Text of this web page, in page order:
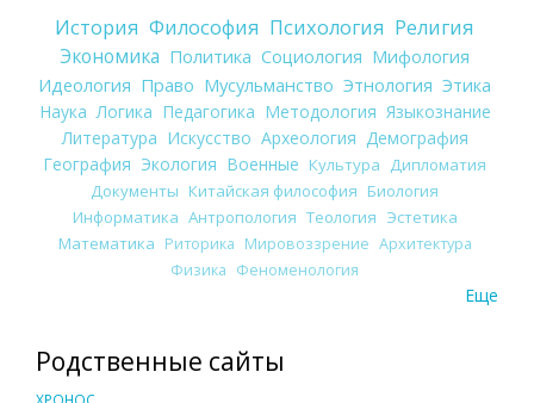
История Философия Психология Религия
Экономика Политика Социология Мифология
Идеология Право Мусульманство Этнология Этика
Наука Логика Педагогика Методология Языкознание
Литература Искусство Археология Демография
География Экология Военные Культура
Дипломатия
Документы Китайская философия Биология
Информатика Антропология Теология Эстетика
Математика Риторика Мировоззрение Архитектура
Физика Феноменология
Еще
Родственные сайты